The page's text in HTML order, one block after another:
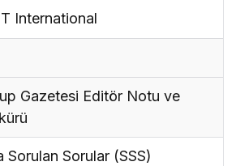
International
Gazetesi Editör Notu ve
Sorulan Sorular (SSS)